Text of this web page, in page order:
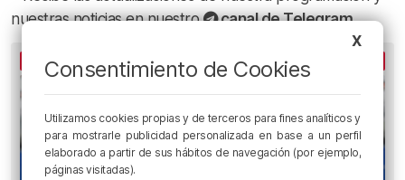
nuestras noticias en nuestro
canal de Telegram
LO MÁS ESCUCHADO
X
Consentimiento de Cookies
Utilizamos cookies propias y de terceros para fines analíticos y
para mostrarle publicidad personalizada en base a un perfil
elaborado a partir de sus hábitos de navegación (por ejemplo,
páginas visitadas).